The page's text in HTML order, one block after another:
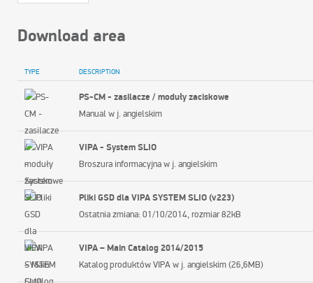
Download area
TYPE DESCRIPTION
PS-CM - zasilacze / moduły zaciskowe
Manual w j. angielskim
VIPA - System SLIO
Broszura informacyjna w j. angielskim
Pliki GSD dla VIPA SYSTEM SLIO (v223)
Ostatnia zmiana: 01/10/2014, rozmiar 82kB
VIPA – Main Catalog 2014/2015
Katalog produktów VIPA w j. angielskim (26,6MB)